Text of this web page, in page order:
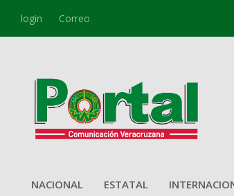
login Correo
NACIONAL ESTATAL